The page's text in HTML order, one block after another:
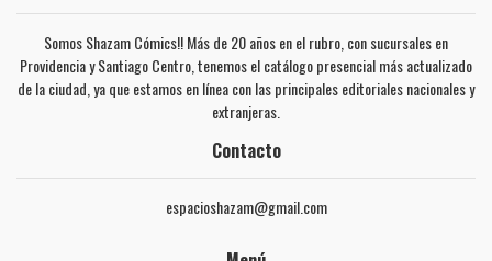
Somos Shazam Cómics!! Más de 20 años en el rubro, con sucursales en
Providencia y Santiago Centro, tenemos el catálogo presencial más actualizado
de la ciudad, ya que estamos en línea con las principales editoriales nacionales y
extranjeras.
Contacto
espacioshazam@gmail.com